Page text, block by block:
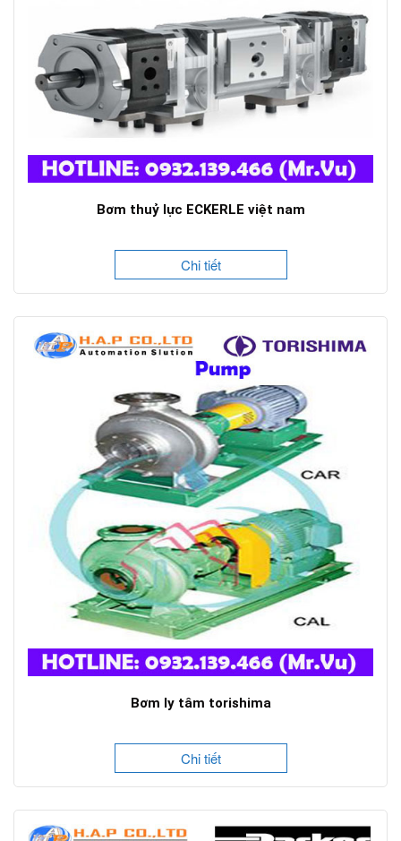
Bơm thuỷ lực ECKERLE việt nam
Chi tiết
Bơm ly tâm torishima
Chi tiết